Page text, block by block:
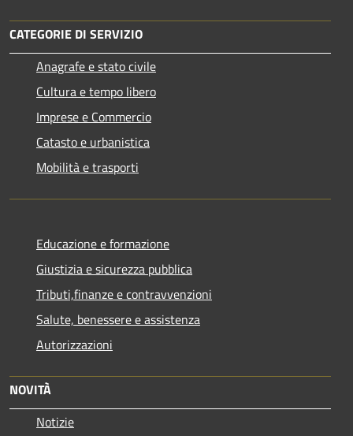
CATEGORIE DI SERVIZIO
Anagrafe e stato civile
Cultura e tempo libero
Imprese e Commercio
Catasto e urbanistica
Mobilità e trasporti
Educazione e formazione
Giustizia e sicurezza pubblica
Tributi,finanze e contravvenzioni
Salute, benessere e assistenza
Autorizzazioni
NOVITÀ
Notizie